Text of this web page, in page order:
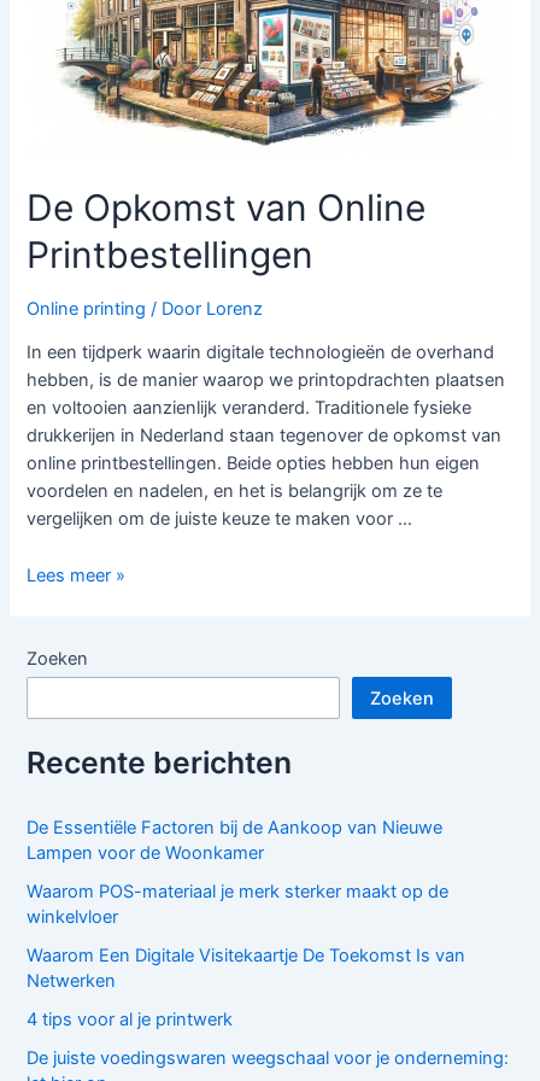
De Opkomst van Online
Printbestellingen
Online printing / Door Lorenz
In een tijdperk waarin digitale technologieën de overhand
hebben, is de manier waarop we printopdrachten plaatsen
en voltooien aanzienlijk veranderd. Traditionele fysieke
drukkerijen in Nederland staan tegenover de opkomst van
online printbestellingen. Beide opties hebben hun eigen
voordelen en nadelen, en het is belangrijk om ze te
vergelijken om de juiste keuze te maken voor …
De
Online
Printbestellingen
Lees meer »
Zoeken
Zoeken
Recente berichten
De Essentiële Factoren bij de Aankoop van Nieuwe
Lampen voor de Woonkamer
Waarom POS-materiaal je merk sterker maakt op de
winkelvloer
Waarom Een Digitale Visitekaartje De Toekomst Is van
Netwerken
4 tips voor al je printwerk
De juiste voedingswaren weegschaal voor je onderneming: